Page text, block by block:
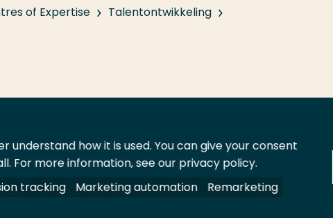
of Expertise Talentontwikkeling
how it is used. You can give your consent
For more information, see our privacy policy.
tracking Marketing automation Remarketing